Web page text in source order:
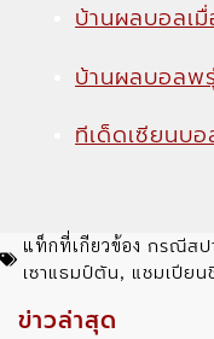
บ้านผลบอลเ
บ้านผลบอลพ
ทีเด็ดเซียนบ
แท็กที่เกียวข้อง กรณีสป
เซาแธมป์ตัน แชมเปีย
ข่าวล่าสุด